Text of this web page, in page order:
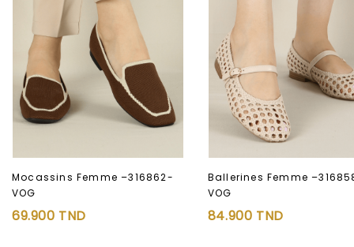
Mocassins Femme –316862-
VOG
69.900 TND
Ballerines Femme
VOG
84.900 TND